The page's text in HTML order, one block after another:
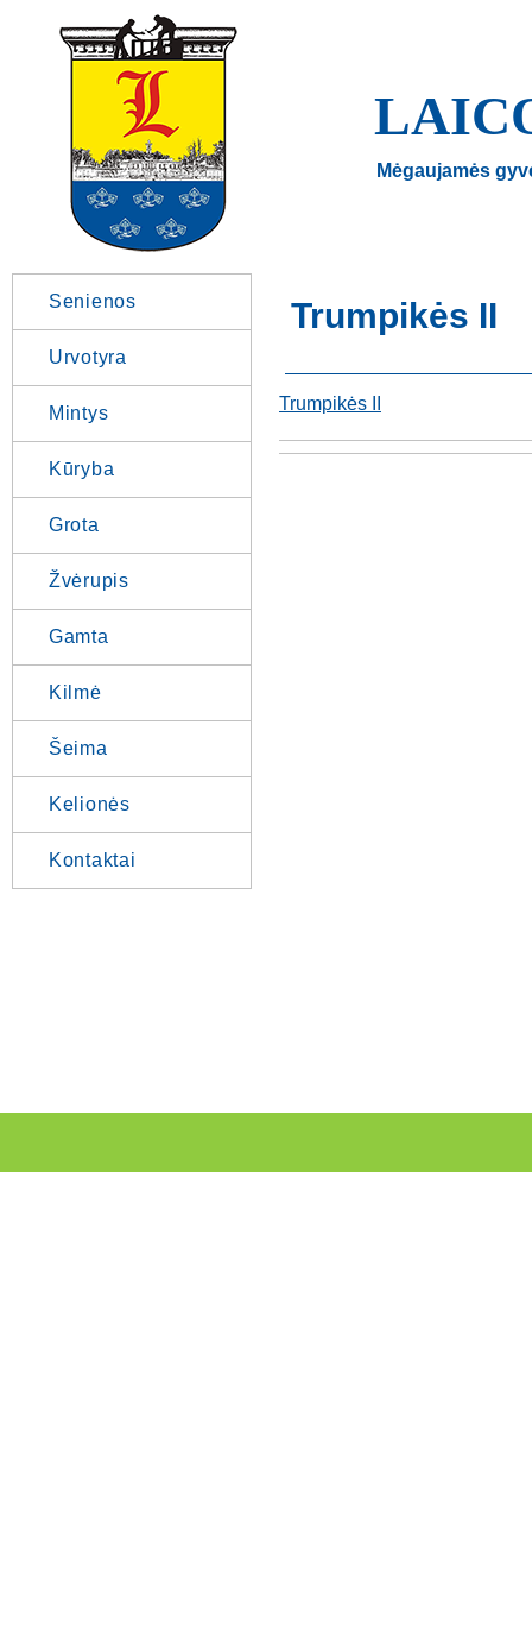
Mėgaujamės
Senienos
Urvotyra
Mintys
Kūryba
Grota
Žvėrupis
Gamta
Kilmė
Šeima
Kelionės
Kontaktai
Trumpikės II
Trumpikės II